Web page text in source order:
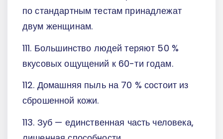
по стандартным тестам принадлежат
двум женщинам.
111. Большинство людей теряют 50 %
вкусовых ощущений к 60-ти годам.
112. Домашняя пыль на 70 % состоит из
сброшенной кожи.
113. Зуб — единственная часть человека,